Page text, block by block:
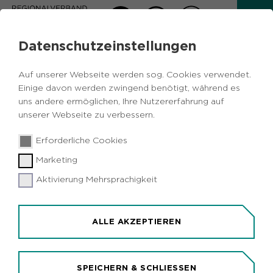
Datenschutzeinstellungen
Auf unserer Webseite werden sog. Cookies verwendet.
Einige davon werden zwingend benötigt, während es
uns andere ermöglichen, Ihre Nutzererfahrung auf
unserer Webseite zu verbessern.
Erforderliche Cookies
Marketing
Aktivierung Mehrsprachigkeit
ALLE AKZEPTIEREN
SPEICHERN & SCHLIESSEN
HALDE KISSINGER HÖHE
UND HALDE HUMBERT